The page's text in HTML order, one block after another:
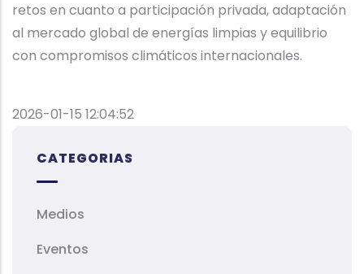
retos en cuanto a participación privada, adaptación
al mercado global de energías limpias y equilibrio
con compromisos climáticos internacionales.
2026-01-15 12:04:52
CATEGORIAS
Medios
Eventos